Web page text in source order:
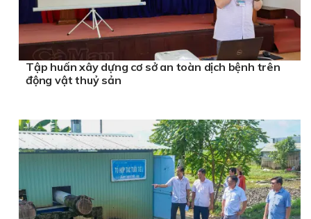
Tập huấn xây dựng cơ sở an toàn dịch bệnh trên
động vật thuỷ sản